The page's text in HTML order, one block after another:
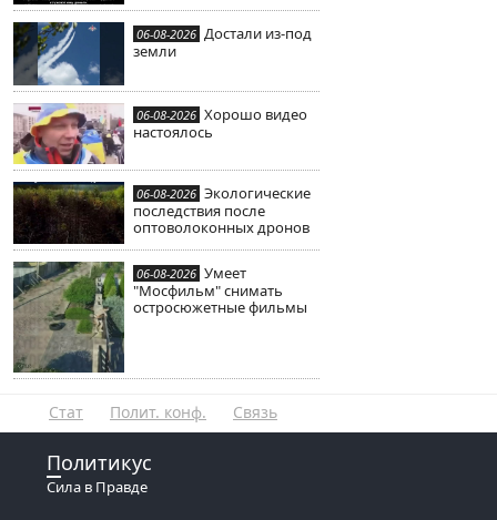
06-08-2026 Достали из-под
земли
06-08-2026 Хорошо видео
настоялось
06-08-2026 Экологические
последствия после
оптоволоконных дронов
06-08-2026 Умеет
"Мосфильм" снимать
остросюжетные фильмы
Стат Полит. конф. Связь
Политикус
Сила в Правде